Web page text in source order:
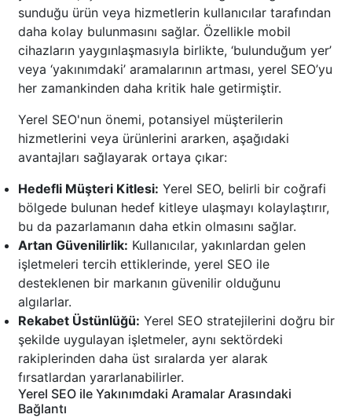
sunduğu ürün veya hizmetlerin kullanıcılar tarafından
daha kolay bulunmasını sağlar. Özellikle mobil
cihazların yaygınlaşmasıyla birlikte, ‘bulunduğum yer’
veya ‘yakınımdaki’ aramalarının artması, yerel SEO’yu
her zamankinden daha kritik hale getirmiştir.
Yerel SEO'nun önemi, potansiyel müşterilerin
hizmetlerini veya ürünlerini ararken, aşağıdaki
avantajları sağlayarak ortaya çıkar:
Hedefli Müşteri Kitlesi: Yerel SEO, belirli bir coğrafi
bölgede bulunan hedef kitleye ulaşmayı kolaylaştırır,
bu da pazarlamanın daha etkin olmasını sağlar.
Artan Güvenilirlik: Kullanıcılar, yakınlardan gelen
işletmeleri tercih ettiklerinde, yerel SEO ile
desteklenen bir markanın güvenilir olduğunu
algılarlar.
Rekabet Üstünlüğü: Yerel SEO stratejilerini doğru bir
şekilde uygulayan işletmeler, aynı sektördeki
rakiplerinden daha üst sıralarda yer alarak
fırsatlardan yararlanabilirler.
Yerel SEO ile Yakınımdaki Aramalar Arasındaki
Bağlantı